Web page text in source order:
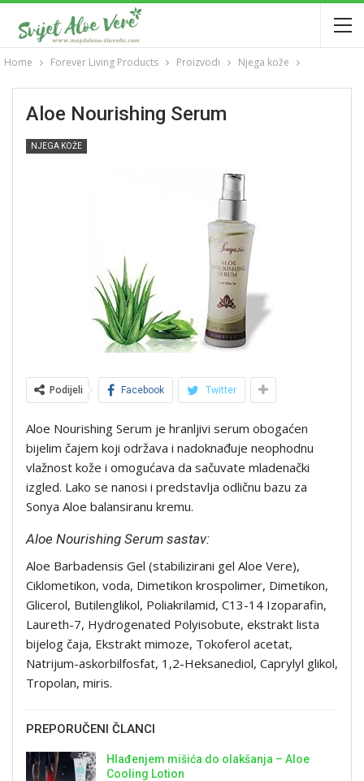
Home Forever Living Products Proizvodi Njega kože
Aloe Nourishing Serum
NJEGA KOŽE
Podijeli Facebook Twitter
Aloe Nourishing Serum je hranljivi serum obogaćen
bijelim čajem koji održava i nadoknađuje neophodnu
vlažnost kože i omogućava da sačuvate mladenački
izgled. Lako se nanosi i predstavlja odličnu bazu za
Sonya Aloe balansiranu kremu.
Aloe Nourishing Serum sastav:
Aloe Barbadensis Gel (stabilizirani gel Aloe Vere),
Ciklometikon, voda, Dimetikon krospolimer, Dimetikon,
Glicerol, Butilenglikol, Poliakrilamid, C13-14 Izoparafin,
Laureth-7, Hydrogenated Polyisobute, ekstrakt lista
bijelog čaja, Ekstrakt mimoze, Tokoferol acetat,
Natrijum-askorbilfosfat, 1,2-Heksanediol, Caprylyl glikol,
Tropolan, miris.
PREPORUČENI ČLANCI
Hlađenjem mišića do olakšanja – Aloe
Cooling Lotion